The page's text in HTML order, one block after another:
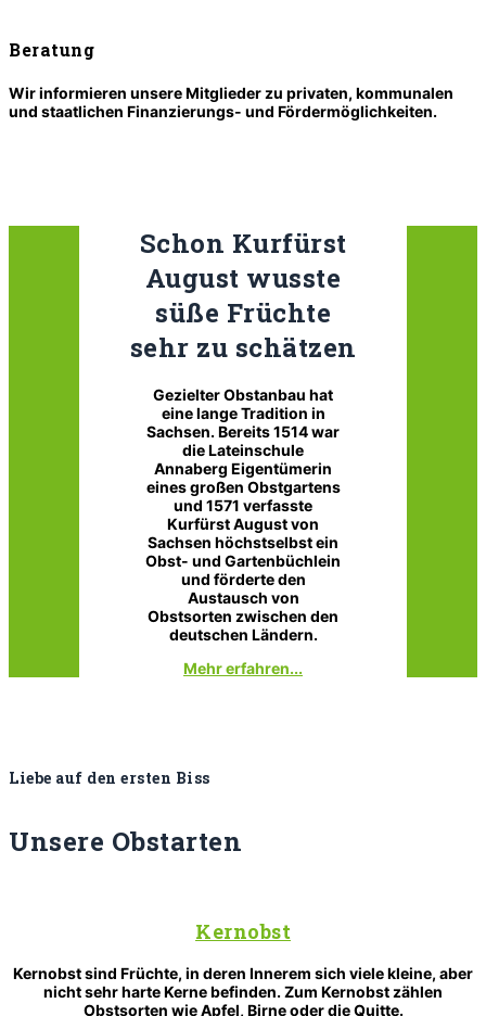
Beratung
Wir informieren unsere Mitglieder zu privaten, kommunalen
und staatlichen Finanzierungs- und Fördermöglichkeiten.
Schon Kurfürst
August wusste
süße Früchte
sehr zu schätzen
Gezielter Obstanbau hat
eine lange Tradition in
Sachsen. Bereits 1514 war
die Lateinschule
Annaberg Eigentümerin
eines großen Obstgartens
und 1571 verfasste
Kurfürst August von
Sachsen höchstselbst ein
Obst- und Gartenbüchlein
und förderte den
Austausch von
Obstsorten zwischen den
deutschen Ländern.
Mehr erfahren...
Liebe auf den ersten Biss
Unsere Obstarten
Kernobst
Kernobst sind Früchte, in deren Innerem sich viele kleine, aber
nicht sehr harte Kerne befinden. Zum Kernobst zählen
Obstsorten wie Apfel, Birne oder die Quitte.